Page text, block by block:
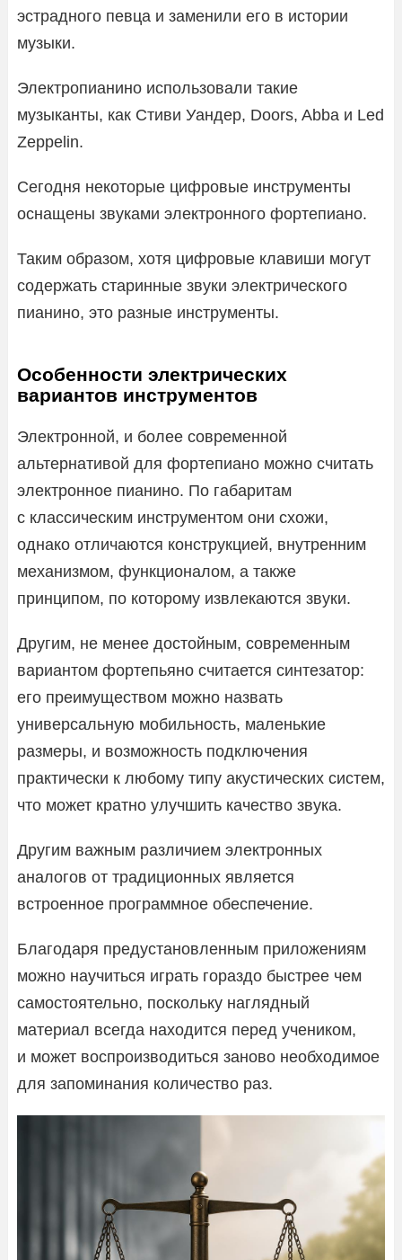
эстрадного певца и заменили его в истории
музыки.
Электропианино использовали такие
музыканты, как Стиви Уандер, Doors, Abba и Led
Zeppelin.
Сегодня некоторые цифровые инструменты
оснащены звуками электронного фортепиано.
Таким образом, хотя цифровые клавиши могут
содержать старинные звуки электрического
пианино, это разные инструменты.
Особенности электрических
вариантов инструментов
Электронной, и более современной
альтернативой для фортепиано можно считать
электронное пианино. По габаритам
с классическим инструментом они схожи,
однако отличаются конструкцией, внутренним
механизмом, функционалом, а также
принципом, по которому извлекаются звуки.
Другим, не менее достойным, современным
вариантом фортепьяно считается синтезатор:
его преимуществом можно назвать
универсальную мобильность, маленькие
размеры, и возможность подключения
практически к любому типу акустических систем,
что может кратно улучшить качество звука.
Другим важным различием электронных
аналогов от традиционных является
встроенное программное обеспечение.
Благодаря предустановленным приложениям
можно научиться играть гораздо быстрее чем
самостоятельно, поскольку наглядный
материал всегда находится перед учеником,
и может воспроизводиться заново необходимое
для запоминания количество раз.